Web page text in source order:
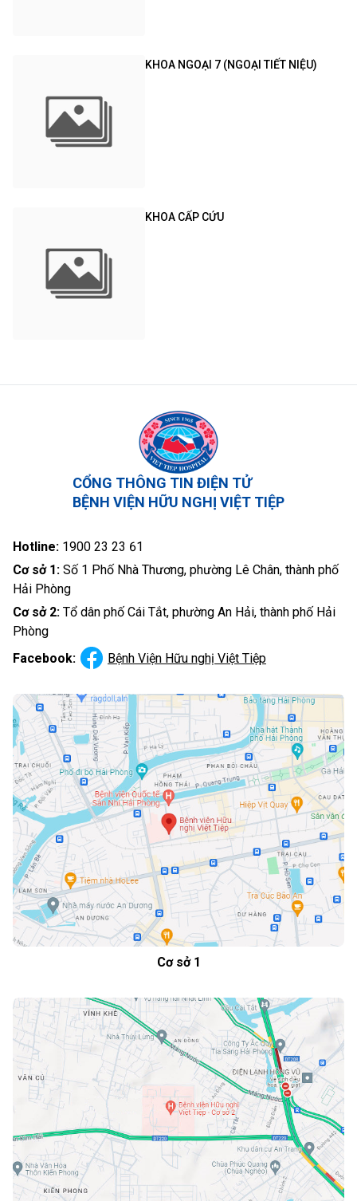
KHOA NGOẠI 7 (NGOẠI TIẾT NIỆU)
KHOA CẤP CỨU
CỔNG THÔNG TIN ĐIỆN TỬ
BỆNH VIỆN HỮU NGHỊ VIỆT TIỆP
Hotline: 1900 23 23 61
Cơ sở 1: Số 1 Phố Nhà Thương, phường Lê Chân, thành phố
Hải Phòng
Cơ sở 2: Tổ dân phố Cái Tắt, phường An Hải, thành phố Hải
Phòng
Facebook:
Bệnh Viện Hữu nghị Việt Tiệp
Cơ sở 1